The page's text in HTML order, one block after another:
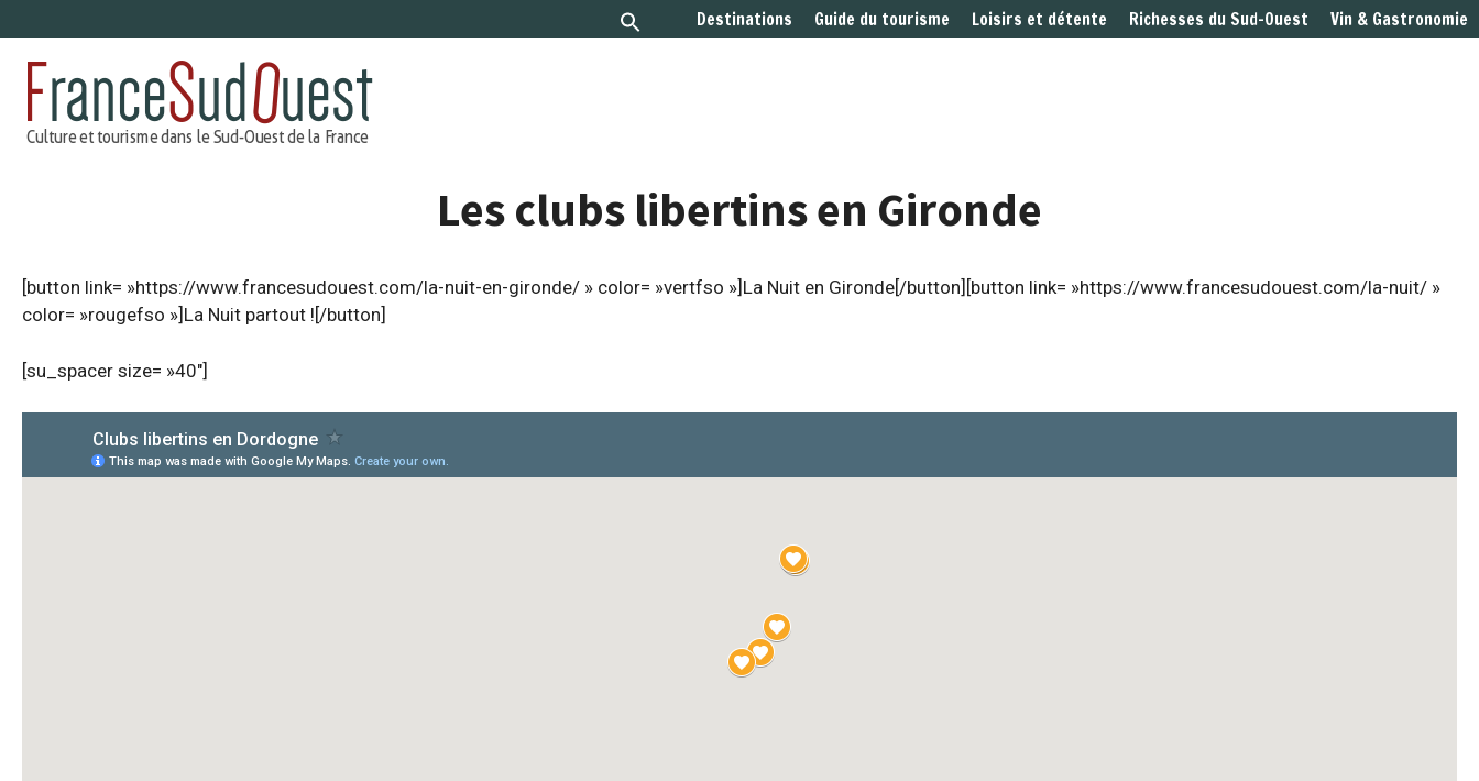
au
contenu
Destinations Guide du tourisme Loisirs et détente Richesses du Sud-Ouest Vin & Gastronomie
Les clubs libertins en Gironde
[button link= »https://www.francesudouest.com/la-nuit-en-gironde/ » color= »vertfso »]La Nuit en Gironde[/button][button link= »https://www.francesudouest.com/la-nuit/ »
color= »rougefso »]La Nuit partout ![/button]
[su_spacer size= »40″]